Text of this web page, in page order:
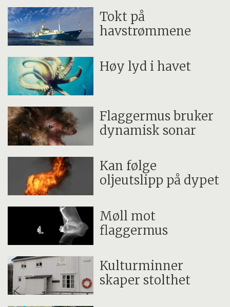
Tokt på
havstrømmene
Høy lyd i havet
Flaggermus bruker
dynamisk sonar
Kan følge
oljeutslipp på dypet
Møll mot
flaggermus
Kulturminner
skaper stolthet